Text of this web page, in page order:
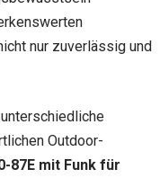
nur zuverlässig und
Outdoor-
87E mit Funk für